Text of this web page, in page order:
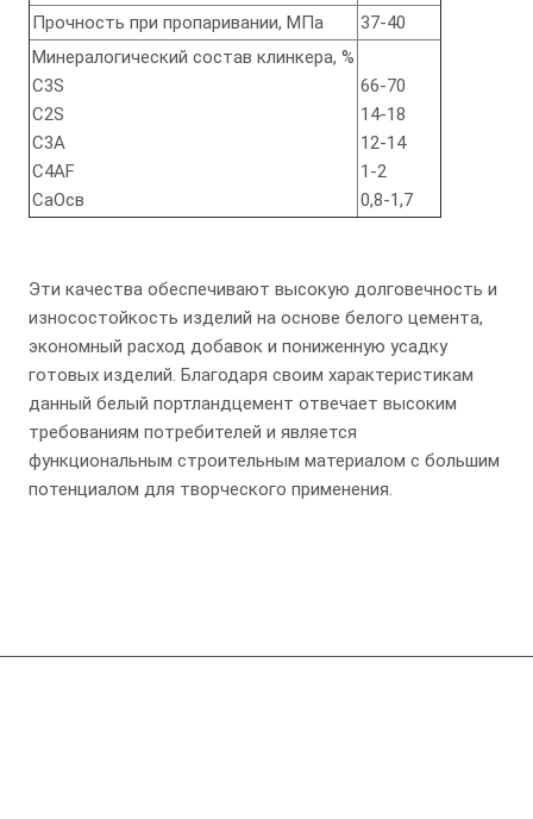
Прочность при пропаривании, МПа
37-40
Минералогический состав клинкера, %
С3S
C2S
C3A
C4AF
CaOсв
66-70
14-18
12-14
1-2
0,8-1,7
Эти качества обеспечивают высокую долговечность и
износостойкость изделий на основе белого цемента,
экономный расход добавок и пониженную усадку
готовых изделий. Благодаря своим характеристикам
данный белый портландцемент отвечает высоким
требованиям потребителей и является
функциональным строительным материалом с большим
потенциалом для творческого применения.